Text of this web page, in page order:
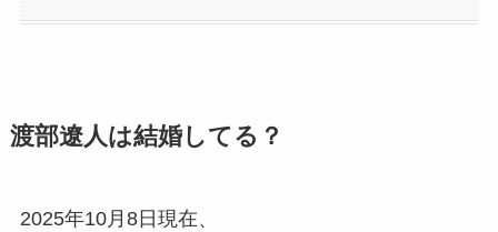
渡部遼人は結婚してる？
2025年10月8日現在、